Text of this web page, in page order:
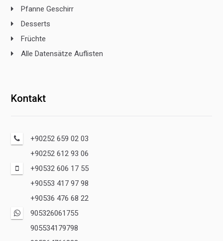
Pfanne Geschirr
Desserts
Früchte
Alle Datensätze Auflisten
Kontakt
+90252 659 02 03
+90252 612 93 06
+90532 606 17 55
+90553 417 97 98
+90536 476 68 22
905326061755
905534179798